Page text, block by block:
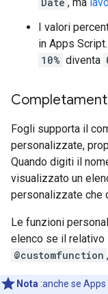
I valori
in Apps
10% diventa
Fogli supporta il
personalizzate,
Quando digiti il
visualizzato un
personalizzate che
Le funzioni
elenco se il relativo
@customfunction
Nota :anche se